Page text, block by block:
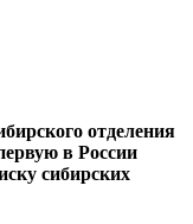
отделения
в России
сибирских